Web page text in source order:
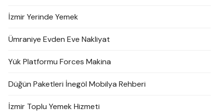
İzmir Yerinde Yemek
Ümraniye Evden Eve Nakliyat
Yük Platformu Forces Makina
Düğün Paketleri İnegöl Mobilya Rehberi
İzmir Toplu Yemek Hizmeti